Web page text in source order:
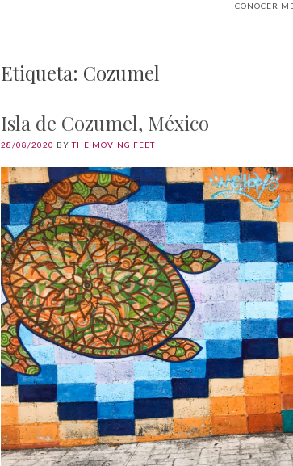
CONOCER
Etiqueta: Cozumel
Isla de Cozumel, México
28/08/2020 BYTHE MOVING FEET